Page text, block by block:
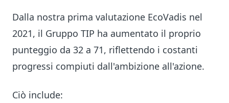
Dalla nostra prima valutazione EcoVadis nel
2021, il Gruppo TIP ha aumentato il proprio
punteggio da 32 a 71, riflettendo i costanti
progressi compiuti dall'ambizione all'azione.
Ciò include: